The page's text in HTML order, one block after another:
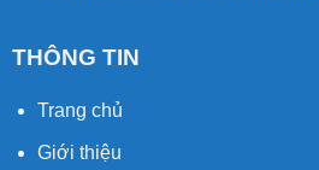
THÔNG TIN
Trang chủ
Giới thiệu